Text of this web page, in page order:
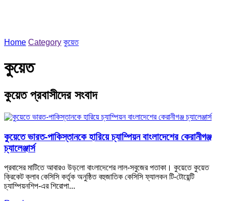
Home Category কুয়েত
কুয়েত
কুয়েত প্রবাসীদের সংবাদ
কুয়েতে ভারত-পাকিস্তানকে হারিয়ে চ্যাম্পিয়ন বাংলাদেশের কেরানীগঞ্জ
চ্যালেঞ্জার্স
প্রবাসের মাটিতে আবারও উড়লো বাংলাদেশের লাল-সবুজের পতাকা। কুয়েতে কুয়েত
ক্রিকেট ক্লাব কেসিসি কর্তৃক অনুষ্ঠিত বহুজাতিক কেসিসি ফ্যালকন টি-টোয়েন্টি
চ্যাম্পিয়নশিপ-এর শিরোপা...